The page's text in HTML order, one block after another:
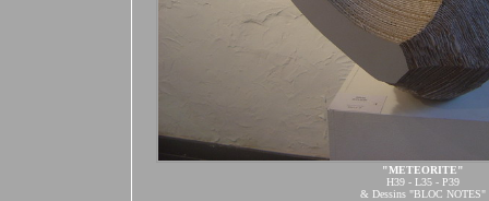
"METEORITE"
H39 - L35 - P39
& Dessins "BLOC NOTES"